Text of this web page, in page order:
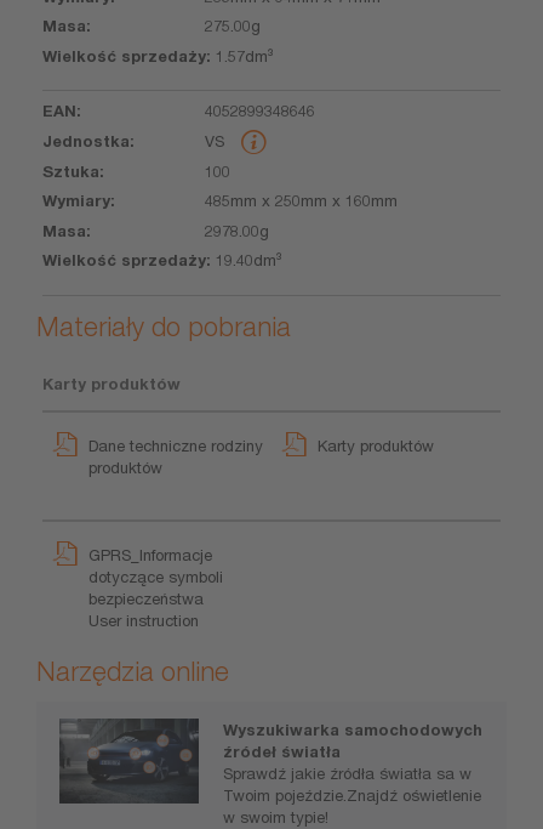
275.00g
1.57dm³
4052899348646
VS
100
485mm x 250mm x 160mm
2978.00g
19.40dm³
Materiały do pobrania
Karty produktów
Dane techniczne rodziny
produktów
Karty produktów
GPRS_Informacje
dotyczące symboli
bezpieczeństwa
User instruction
Narzędzia online
Wyszukiwarka samochodowych
źródeł światła
Sprawdź jakie źródła światła sa w
Twoim pojeździe.Znajdź oświetlenie
w swoim typie!